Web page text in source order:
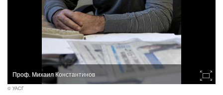
Проф. Михаил Константинов
© УАСГ